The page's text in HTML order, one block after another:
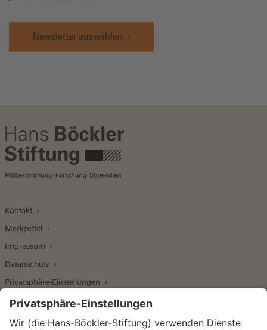
Newsletter auswählen
Kontakt
Merkzettel
Impressum
Datenschutz
Privatsphäre-Einstellungen
Wirtschafts- und Sozialwissenschaftliches Institut